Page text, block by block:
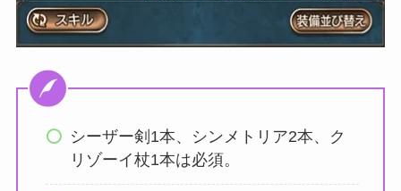
シーザー剣1本、シンメトリア2本、ク
リゾーイ杖1本は必須。